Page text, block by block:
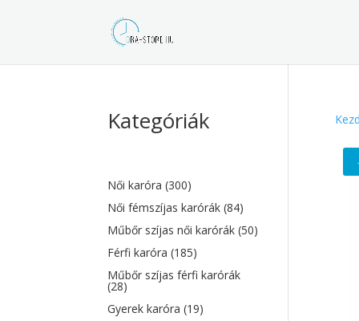
Kategóriák
Női karóra(300)
Női fémszíjas karórák(84)
Műbőr szíjas női karórák(50)
Férfi karóra(185)
Műbőr szíjas férfi karórák
(28)
Gyerek karóra(19)